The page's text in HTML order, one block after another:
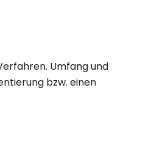
Umfang und
bzw. einen